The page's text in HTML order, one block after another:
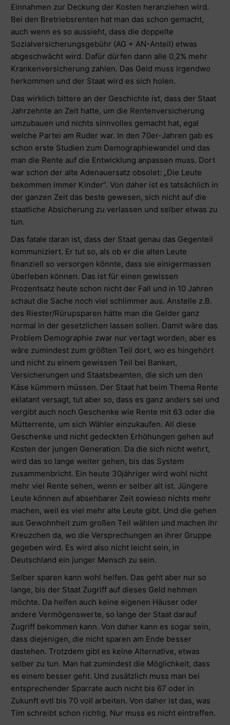
Einnahmen zur Deckung der Kosten heranziehen wird.
Bei den Bretriebsrenten hat man das schon gemacht,
auch wenn es so aussieht, dass die doppelte
Sozialversicherungsgebühr (AG + AN-Anteil) etwas
abgeschwächt wird. Dafür dürfen dann alle 0,2% mehr
Krankenversicherung zahlen. Das Geld muss irgendwo
herkommen und der Staat wird es sich holen.
Das wirklich bittere an der Geschichte ist, dass der Staat
Jahrzehnte an Zeit hatte, um die Rentenversicherung
umzubauen und nichts sinnvolles gemacht hat, egal
welche Partei am Ruder war. In den 70er-Jahren gab es
schon erste Studien zum Demographiewandel und das
man die Rente auf die Entwicklung anpassen muss. Dort
war schon der alte Adenauersatz obsolet: „Die Leute
bekommen immer Kinder“. Von daher ist es tatsächlich in
der ganzen Zeit das beste gewesen, sich nicht auf die
staatliche Absicherung zu verlassen und selber etwas zu
tun.
Das fatale daran ist, dass der Staat genau das Gegenteil
kommuniziert. Er tut so, als ob er die alten Leute
finanziell so versorgen könnte, dass sie einigermassen
überleben können. Das ist für einen gewissen
Prozentsatz heute schon nicht der Fall und in 10 Jahren
schaut die Sache noch viel schlimmer aus. Anstelle z.B.
des Riester/Rürupsparen hätte man die Gelder ganz
normal in der gesetzlichen lassen sollen. Damit wäre das
Problem Demographie zwar nur vertagt worden, aber es
wäre zumindest zum größten Teil dort, wo es hingehört
und nicht zu einem gewissen Teil bei Banken,
Versicherungen und Staatsbeamten, die sich um den
Käse kümmern müssen. Der Staat hat beim Thema Rente
eklatant versagt, tut aber so, dass es ganz anders sei und
vergibt auch noch Geschenke wie Rente mit 63 oder die
Mütterrente, um sich Wähler einzukaufen. All diese
Geschenke und nicht gedeckten Erhöhungen gehen auf
Kosten der jungen Generation. Da die sich nicht wehrt,
wird das so lange weiter gehen, bis das System
zusammenbricht. Ein heute 30jähriger wird wohl nicht
mehr viel Rente sehen, wenn er selber alt ist. Jüngere
Leute können auf absehbarer Zeit sowieso nichts mehr
machen, weil es viel mehr alte Leute gibt. Und die gehen
aus Gewohnheit zum großen Teil wählen und machen ihr
Kreuzchen da, wo die Versprechungen an ihrer Gruppe
gegeben wird. Es wird also nicht leicht sein, in
Deutschland ein junger Mensch zu sein.
Selber sparen kann wohl helfen. Das geht aber nur so
lange, bis der Staat Zugriff auf dieses Geld nehmen
möchte. Da helfen auch keine eigenen Häuser oder
andere Vermögenswerte, so lange der Staat darauf
Zugriff bekommen kann. Von daher kann es sogar sein,
dass diejenigen, die nicht sparen am Ende besser
dastehen. Trotzdem gibt es keine Alternative, etwas
selber zu tun. Man hat zumindest die Möglichkeit, dass
es einem besser geht. Und zusätzlich muss man bei
entsprechender Sparrate auch nicht bis 67 oder in
Zukunft evtl bis 70 voll arbeiten. Von daher ist das, was
Tim schreibt schon richtig. Nur muss es nicht eintreffen.